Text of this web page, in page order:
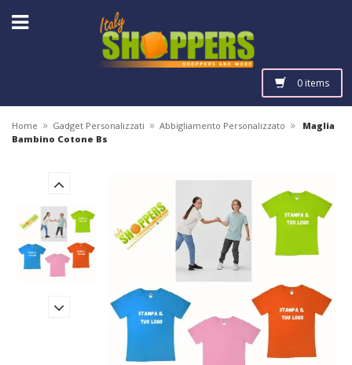
0 items
Home » Gadget Personalizzati » Abbigliamento Personalizzato »
Maglia
Bambino Cotone Bs